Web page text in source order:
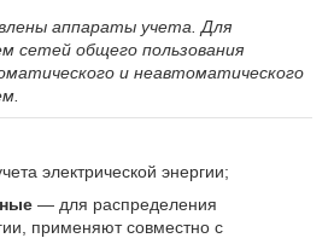
аппараты учета. Для
сетей общего пользования
и неавтоматического
электрической энергии;
― для распределения
применяют совместно с